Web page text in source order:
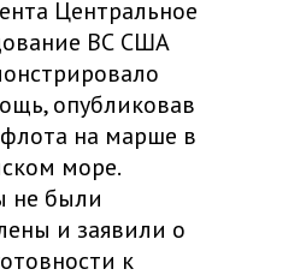
Центральное
ВС США
опубликовав
на марше в
море.
не были
и заявили о
к